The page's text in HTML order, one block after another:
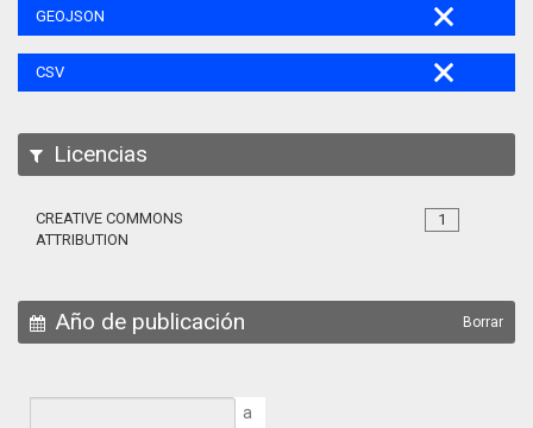
GEOJSON
CSV
Licencias
1
CREATIVE COMMONS
ATTRIBUTION
Año de publicación Borrar
a